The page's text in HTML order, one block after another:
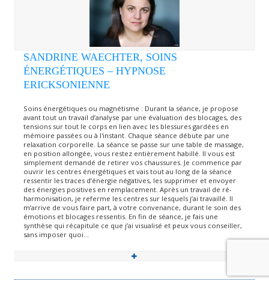
SANDRINE WAECHTER, SOINS
ÉNERGÉTIQUES – HYPNOSE
ERICKSONIENNE
Soins énergétiques ou magnétisme : Durant la séance, je propose
avant tout un travail d’analyse par une évaluation des blocages, des
tensions sur tout le corps en lien avec les blessures gardées en
mémoire passées ou à l'instant. Chaque séance débute par une
relaxation corporelle. La séance se passe sur une table de massage,
en position allongée, vous restez entièrement habillé. Il vous est
simplement demandé de retirer vos chaussures. Je commence par
ouvrir les centres énergétiques et vais tout au long de la séance
ressentir les traces d’énergie négatives, les supprimer et envoyer
des énergies positives en remplacement. Après un travail de ré-
harmonisation, je referme les centres sur lesquels j’ai travaillé. Il
m’arrive de vous faire part, à votre convenance, durant le soin des
émotions et blocages ressentis. En fin de séance, je fais une
synthèse qui récapitule ce que j’ai visualisé et peux vous conseiller,
sans imposer quoi...